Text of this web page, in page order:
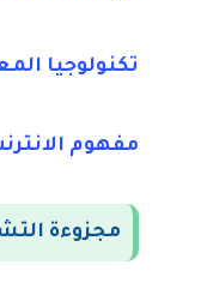
تكنولوجيا
مفهوم
مجزوءة